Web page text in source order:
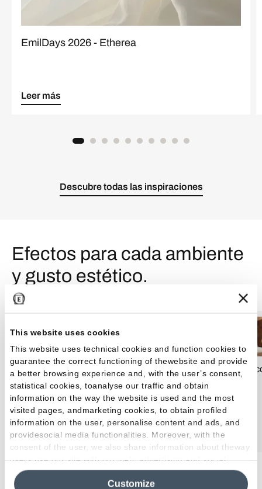
This website uses cookies
This website uses technical cookies and function cookies to
guarantee the correct functioning of thewebsite and provide
a better browsing experience and, with the user’s consent,
statistical cookies, toanalyse our traffic and obtain
information on the way the website is used and the most
visited pages, andmarketing cookies, to obtain profiled
information on the user, personalise content and ads, and
providesocial media functionalities. Moreover, with the
consent of the user, we also share information about theway
users use our site with our web, advertising and social
media analytics partners, who may combine itwith other
information in their possession. By closing this banner,
Customize
EmilDays 2026 - Etherea
Leer más
Descubre todas las inspiraciones
Efectos para cada ambiente
y gusto estético.
Efecto Brick Efecto Cemento Efecto